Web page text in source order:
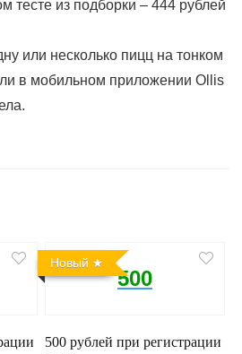
тесте из подборки – 444 рублей
или несколько пицц на тонком
в мобильном приложении Ollis
Новый
500
500 рублей при регистрации